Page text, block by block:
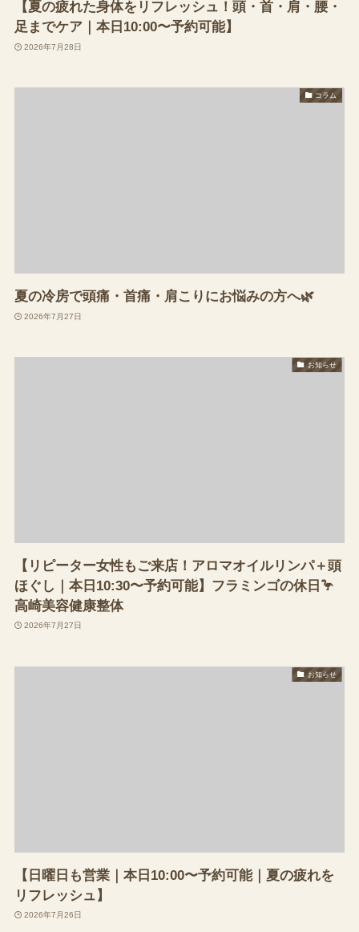
【夏の疲れた身体をリフレッシュ！頭・首・肩・腰・
足までケア｜本日10:00〜予約可能】
2026年7月28日
コラム
夏の冷房で頭痛・首痛・肩こりにお悩みの方へ🌿
2026年7月27日
お知らせ
【リピーター女性もご来店！アロマオイルリンパ＋頭
ほぐし｜本日10:30〜予約可能】フラミンゴの休日🦩
高崎美容健康整体
2026年7月27日
お知らせ
【日曜日も営業｜本日10:00〜予約可能｜夏の疲れを
リフレッシュ】
2026年7月26日